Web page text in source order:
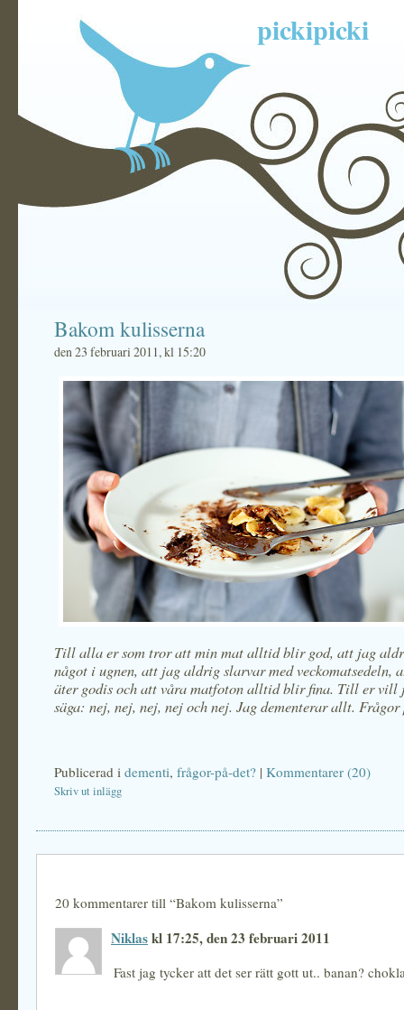
pickipicki
Bakom kulisserna
den 23 februari 2011, kl 15:20
Till alla er som tror att min mat alltid blir god, att jag
något i ugnen, att jag aldrig slarvar med veckomatsedeln,
äter godis och att våra matfoton alltid blir fina. Till er vill
säga: nej, nej, nej, nej och nej. Jag dementerar allt. Frågor
Publicerad i dementi, frågor-på-det? | Kommentarer (20)
Skriv ut inlägg
20 kommentarer till “Bakom kulisserna”
Niklaskl 17:25, den 23 februari 2011
Fast jag tycker att det ser rätt gott ut.. banan?